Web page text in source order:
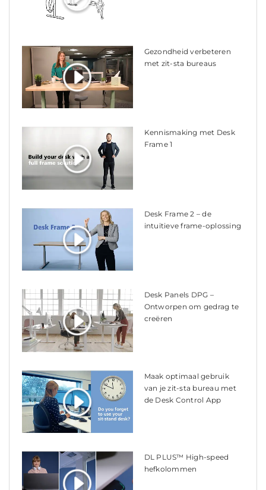
Gezondheid verbeteren
met zit-sta bureaus
Kennismaking met Desk
Frame 1
Desk Frame 2 – de
intuïtieve frame-oplossing
Desk Panels DPG –
Ontworpen om gedrag te
creëren
Maak optimaal gebruik
van je zit-sta bureau met
de Desk Control App
DL PLUS™ High-speed
hefkolommen